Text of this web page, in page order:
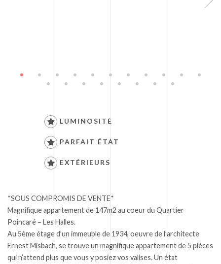
LUMINOSITÉ
PARFAIT ÉTAT
EXTÉRIEURS
*SOUS COMPROMIS DE VENTE*
Magnifique appartement de 147m2 au coeur du Quartier
Poincaré – Les Halles.
Au 5ème étage d’un immeuble de 1934, oeuvre de l’architecte
Ernest Misbach, se trouve un magnifique appartement de 5 pièces
qui n’attend plus que vous y posiez vos valises. Un état